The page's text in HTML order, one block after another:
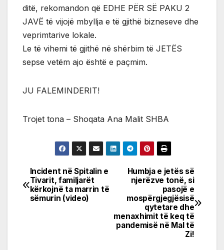
ditë, rekomandon që EDHE PËR SË PAKU 2
JAVË të vijojë mbyllja e të gjithë bizneseve dhe
veprimtarive lokale.
Le të vihemi të gjithë në shërbim të JETËS
sepse vetëm ajo është e paçmim.
JU FALEMINDERIT!
Trojet tona – Shoqata Ana Malit SHBA
Post
navigation
Humbja e jetës së
njerëzve tonë, si
pasojë e
mospërgjegjësisë
qytetare dhe
menaxhimit të keq të
pandemisë në Mal të
Zi!
Incident në Spitalin e
Tivarit, familjarët
kërkojnë ta marrin të
sëmurin (video)